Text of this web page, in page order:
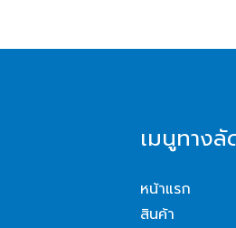
เมนูทางลั
หน้าแรก
สินค้า